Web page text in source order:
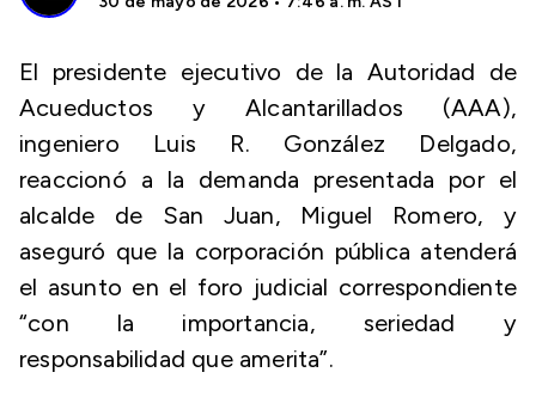
El presidente ejecutivo de la Autoridad de
Acueductos y Alcantarillados (AAA),
ingeniero Luis R. González Delgado,
reaccionó a la demanda presentada por el
alcalde de San Juan, Miguel Romero, y
aseguró que la corporación pública atenderá
el asunto en el foro judicial correspondiente
“con la importancia, seriedad y
responsabilidad que amerita”.